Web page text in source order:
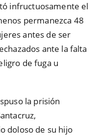
infructuosamente el
permanezca 48
antes de ser
ante la falta
de fuga u
la prisión
doloso de su hijo